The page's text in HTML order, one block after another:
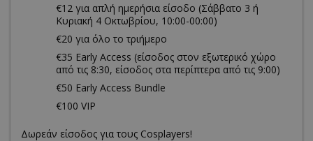
€12 για απλή ημερήσια είσοδο (Σάββατο 3 ή
Κυριακή 4 Οκτωβρίου, 10:00-00:00)
€20 για όλο το τριήμερο
€35 Early Access (είσοδος στον εξωτερικό χώρο
από τις 8:30, είσοδος στα περίπτερα από τις 9:00)
€50 Early Access Bundle
€100 VIP
Δωρεάν είσοδος για τους Cosplayers!